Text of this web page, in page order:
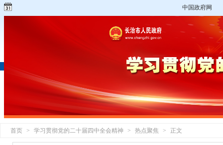
中国政府网
首页 > 学习贯彻党的二十届四中全会精神 > 热点聚焦 > 正文